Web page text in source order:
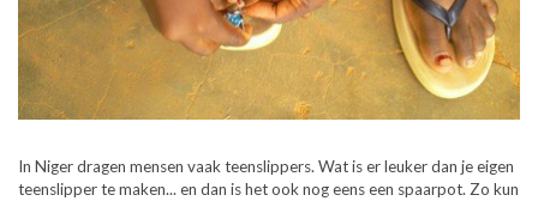
In Niger dragen mensen vaak teenslippers. Wat is er leuker dan je eigen
teenslipper te maken... en dan is het ook nog eens een spaarpot. Zo kun